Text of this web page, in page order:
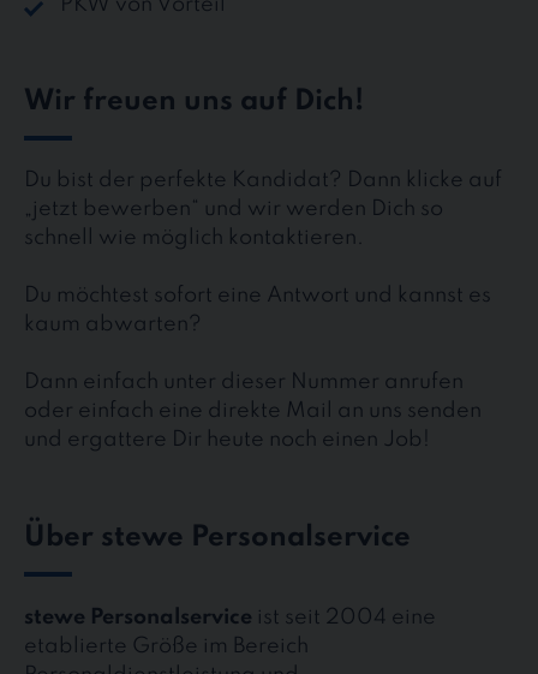
PKW von Vorteil
Wir freuen uns auf Dich!
Du bist der perfekte Kandidat? Dann klicke auf
„jetzt bewerben“ und wir werden Dich so
schnell wie möglich kontaktieren.
Du möchtest sofort eine Antwort und kannst es
kaum abwarten?
Dann einfach unter dieser Nummer anrufen
oder einfach eine direkte Mail an uns senden
und ergattere Dir heute noch einen Job!
Über stewe Personalservice
stewe Personalservice ist seit 2004 eine
etablierte Größe im Bereich